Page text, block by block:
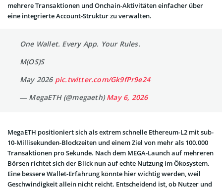
mehrere Transaktionen und Onchain-Aktivitäten einfacher über
eine integrierte Account-Struktur zu verwalten.
One Wallet. Every App. Your Rules.
M(OS)S
May 2026 pic.twitter.com/Gk9fPr9e24
— MegaETH (@megaeth)May 6, 2026
MegaETH positioniert sich als extrem schnelle Ethereum-L2 mit sub-
10-Millisekunden-Blockzeiten und einem Ziel von mehr als 100.000
Transaktionen pro Sekunde. Nach dem MEGA-Launch auf mehreren
Börsen richtet sich der Blick nun auf echte Nutzung im Ökosystem.
Eine bessere Wallet-Erfahrung könnte hier wichtig werden, weil
Geschwindigkeit allein nicht reicht. Entscheidend ist, ob Nutzer und